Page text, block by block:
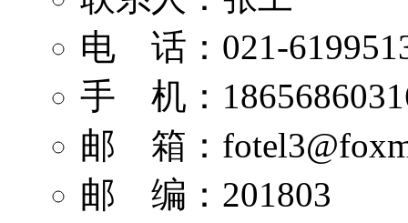
电 话：021-
手 机：
邮 箱：
邮 编：201803